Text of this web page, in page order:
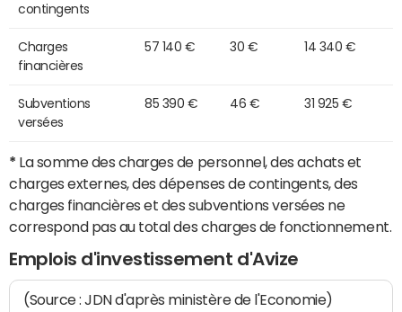
contingents
Charges
financières
57 140 € 30 € 14 340 €
Subventions
versées
85 390 € 46 € 31 925 €
* La somme des charges de personnel, des achats et
charges externes, des dépenses de contingents, des
charges financières et des subventions versées ne
correspond pas au total des charges de fonctionnement.
Emplois d'investissement d'Avize
(Source : JDN d'après ministère de l'Economie)